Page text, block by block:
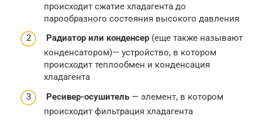
происходит сжатие хладагента до
парообразного состояния высокого давления
Радиатор или конденсер (еще также называют
конденсатором)— устройство, в котором
происходит теплообмен и конденсация
хладагента
Ресивер-осушитель — элемент, в котором
происходит фильтрация хладагента